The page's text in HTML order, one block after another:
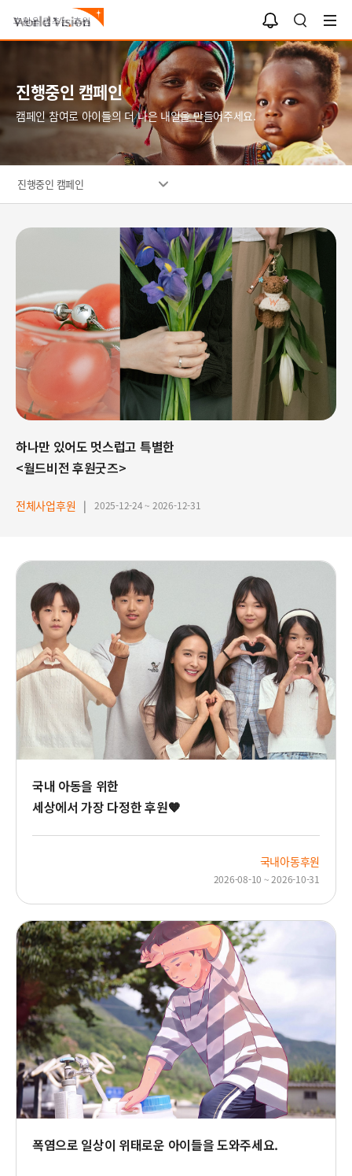
검
색
알
림
함
진행중인 캠페인
캠페인 참여로 아이들의 더 나은 내일을 만들어주세요.​
진행중인 캠페인
월
굿
하나만 있어도 멋스럽고 특별한
<월드비전 후원굿즈>
전체사업후원 2025-12-24 ~ 2026-12-31
박
대
사
와
드
전
국내 아동을 위한
세상에서 가장 다정한 후원🧡
국내아동후원
2026-08-10 ~ 2026-10-31
폭염으로 일상이 위태로운 아이들을 도와주세요.